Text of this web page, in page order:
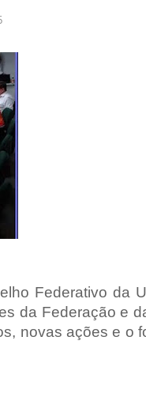
Federativo da
da Federação e
novas ações e o